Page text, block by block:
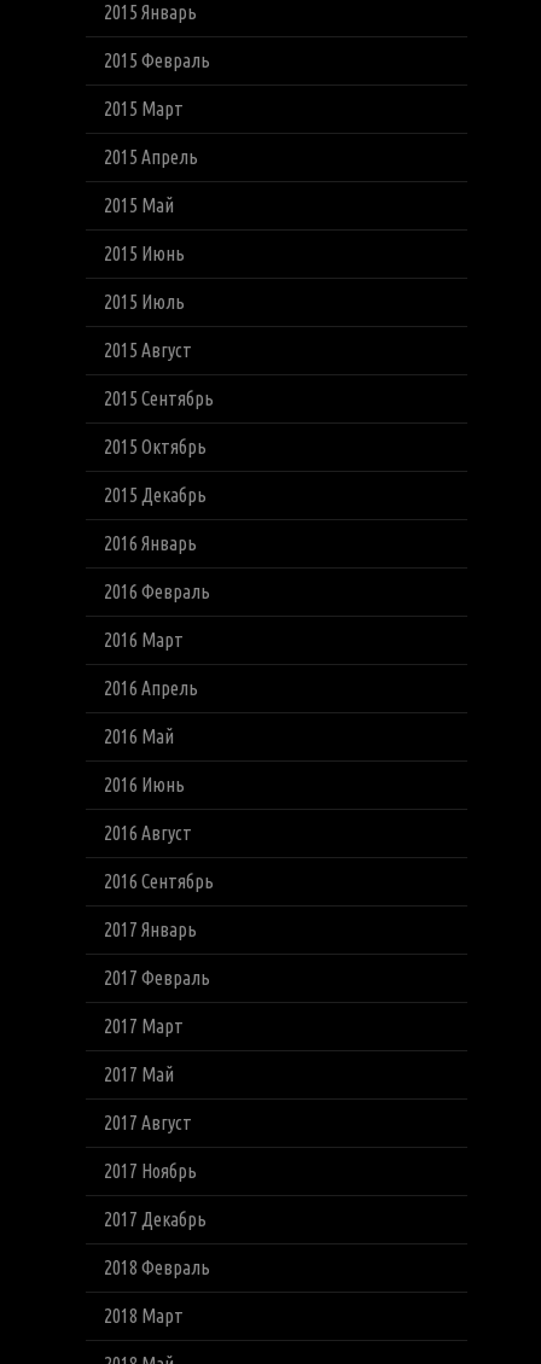
2015 Январь
2015 Февраль
2015 Март
2015 Апрель
2015 Май
2015 Июнь
2015 Июль
2015 Август
2015 Сентябрь
2015 Октябрь
2015 Декабрь
2016 Январь
2016 Февраль
2016 Март
2016 Апрель
2016 Май
2016 Июнь
2016 Август
2016 Сентябрь
2017 Январь
2017 Февраль
2017 Март
2017 Май
2017 Август
2017 Ноябрь
2017 Декабрь
2018 Февраль
2018 Март